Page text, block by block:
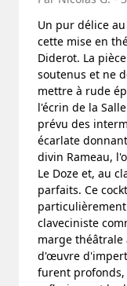
Un pur délice
cette mise en
Diderot. La
soutenus et ne
mettre à rude
l'écrin de la
prévu des
écarlate
divin Rameau,
Le Doze et, au
parfaits. Ce
claveciniste
marge théâtrale
d'œuvre
furent profonds,